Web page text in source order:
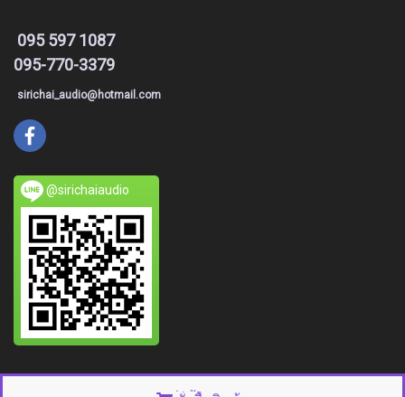
095 597 1087
095-770-3379
sirichai_audio@hotmail.com
@sirichaiaudio
© Copyright 2015 All right reserved. MakeWebEasy.com